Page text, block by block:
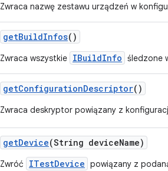
Zwraca nazwę zestawu urządzeń w
getBuildInfos()
Zwraca wszystkie IBuildInfo śledzone
getConfigurationDescriptor()
Zwraca deskryptor powiązany z
getDevice(String deviceName)
Zwróć ITestDevice powiązany z